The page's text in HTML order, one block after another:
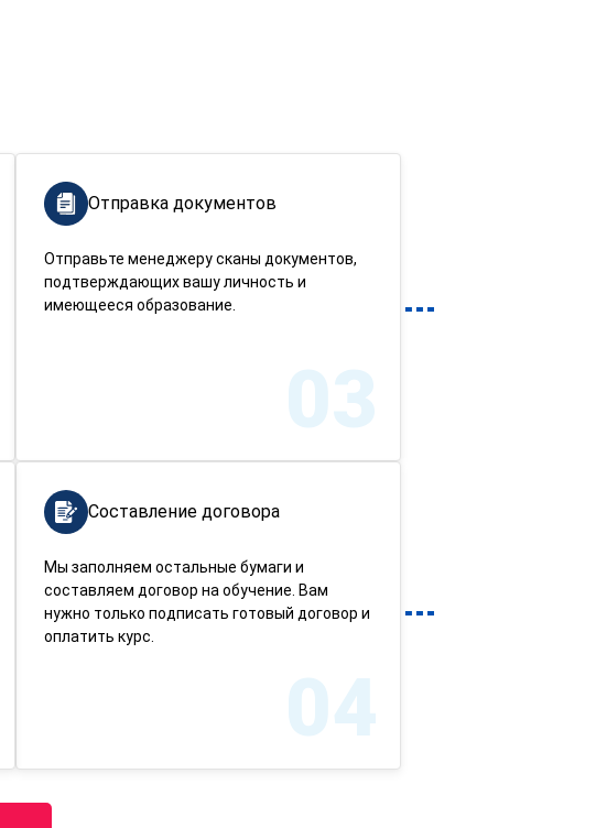
Отправка документов
Отправьте менеджеру сканы документов,
подтверждающих вашу личность и
имеющееся образование.
03
Составление договора
Мы заполняем остальные бумаги и
составляем договор на обучение. Вам
нужно только подписать готовый договор и
оплатить курс.
04